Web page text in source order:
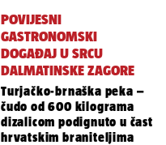
POVIJESNI
GASTRONOMSKI
DOGAĐAJ U SRCU
DALMATINSKE ZAGORE
Turjačko-brnaška peka –
čudo od 600 kilograma
dizalicom podignuto u čast
hrvatskim braniteljima